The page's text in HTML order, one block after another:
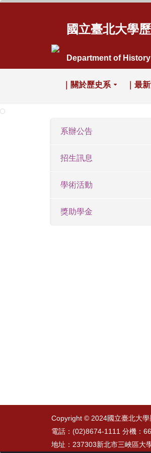
國立臺北大學
Department of
｜關於歷史系 ｜最
系辦公告
招生訊息
學術活動
獎助學金
Copyright © 2024國立臺北大
電話：(02)8674-1111 分機：
地址：237303新北市三峽區大